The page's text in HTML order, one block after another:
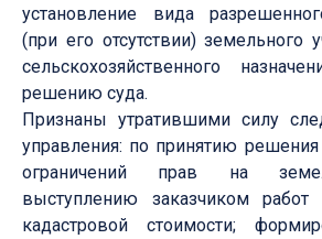
установление вида
(при его отсутствии) земельного
сельскохозяйственного
решению суда.
Признаны утратившими силу
управления: по принятию
ограничений прав на
выступлению заказчиком
кадастровой стоимости;